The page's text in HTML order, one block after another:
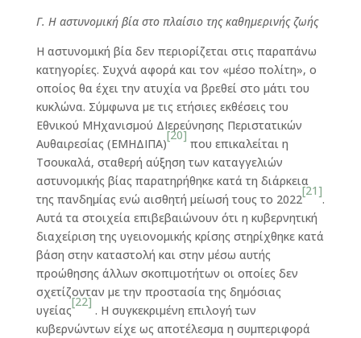
Γ. Η αστυνομική βία στο πλαίσιο της καθημερινής ζωής
Η αστυνομική βία δεν περιορίζεται στις παραπάνω
κατηγορίες. Συχνά αφορά και τον «μέσο πολίτη», ο
οποίος θα έχει την ατυχία να βρεθεί στο μάτι του
κυκλώνα. Σύμφωνα με τις ετήσιες εκθέσεις του
Εθνικού ΜΗχανισμού ΔΙερεύνησης Περιστατικών
Αυθαιρεσίας (ΕΜΗΔΙΠΑ)
[20]
που επικαλείται η
Τσουκαλά, σταθερή αύξηση των καταγγελιών
αστυνομικής βίας παρατηρήθηκε κατά τη διάρκεια
της πανδημίας ενώ αισθητή μείωσή τους το 2022
[21]
.
Αυτά τα στοιχεία επιβεβαιώνουν ότι η κυβερνητική
διαχείριση της υγειονομικής κρίσης στηρίχθηκε κατά
βάση στην καταστολή και στην μέσω αυτής
προώθησης άλλων σκοπιμοτήτων οι οποίες δεν
σχετίζονταν με την προστασία της δημόσιας
υγείας
[22]
. Η συγκεκριμένη επιλογή των
κυβερνώντων είχε ως αποτέλεσμα η συμπεριφορά